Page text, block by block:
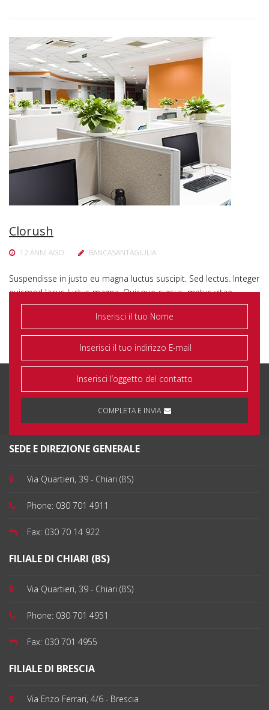
Clorush
12 ANNI AGO BANCASANTAGIULIA
Suspendisse in justo eu magna luctus suscipit. Sed lectus. Integer
euismod lacus luctus magna. Quisque cursus, metus vitae
pharetra auctor, sem massa mattis sem, at interdum magna
COMPLETA E INVIA
SEDE E DIREZIONE GENERALE
Via Quartieri, 39 - Chiari (BS)
Phone: 030 701 4911
Fax: 030 70 14 922
FILIALE DI CHIARI (BS)
Via Quartieri, 39 - Chiari (BS)
Phone: 030 701 4951
Fax: 030 701 4955
FILIALE DI BRESCIA
Via Enzo Ferrari, 4/6 - Brescia